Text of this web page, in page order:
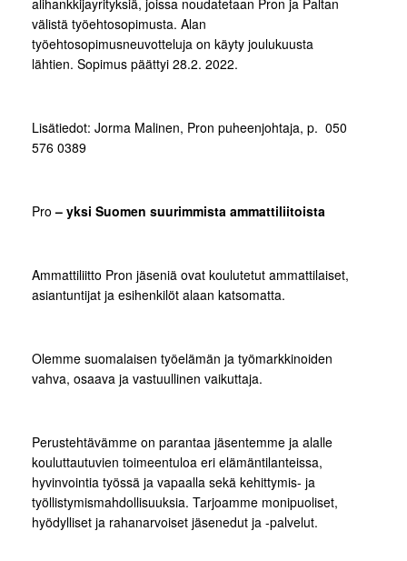
alihankkijayrityksiä, joissa noudatetaan Pron ja Paltan
välistä työehtosopimusta. Alan
työehtosopimusneuvotteluja on käyty joulukuusta
lähtien. Sopimus päättyi 28.2. 2022.
Lisätiedot: Jorma Malinen, Pron puheenjohtaja, p. 050
576 0389
Pro– yksi Suomen suurimmista ammattiliitoista
Ammattiliitto Pron jäseniä ovat koulutetut ammattilaiset,
asiantuntijat ja esihenkilöt alaan katsomatta.
Olemme suomalaisen työelämän ja työmarkkinoiden
vahva, osaava ja vastuullinen vaikuttaja.
Perustehtävämme on parantaa jäsentemme ja alalle
kouluttautuvien toimeentuloa eri elämäntilanteissa,
hyvinvointia työssä ja vapaalla sekä kehittymis- ja
työllistymismahdollisuuksia. Tarjoamme monipuoliset,
hyödylliset ja rahanarvoiset jäsenedut ja -palvelut.